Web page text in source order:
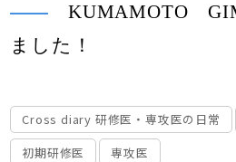
KUMAMOTO
ました！
Cross diary 研修医・専攻医の日常
初期研修医
専攻医